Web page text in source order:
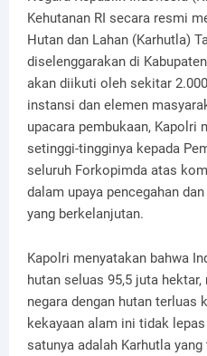
Kehutanan RI secara resmi
Hutan dan Lahan (Karhutla)
diselenggarakan di
akan diikuti oleh sekitar
instansi dan elemen
upacara pembukaan, Kapolri
setinggi-tingginya kepada
seluruh Forkopimda atas
dalam upaya pencegahan
yang berkelanjutan.
Kapolri menyatakan bahwa
hutan seluas 95,5 juta
negara dengan hutan terluas
kekayaan alam ini tidak
satunya adalah Karhutla